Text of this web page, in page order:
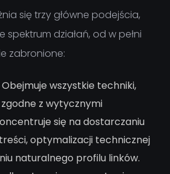
się trzy główne podejścia,
spektrum działań, od w pełni
zabronione:
Obejmuje wszystkie techniki,
zgodne z wytycznymi
się na dostarczaniu
optymalizacji technicznej
naturalnego profilu linków.